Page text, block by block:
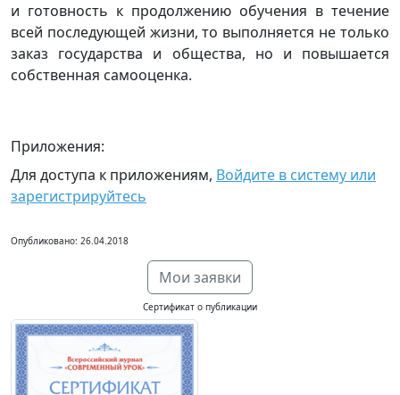
и готовность к продолжению обучения в течение
всей последующей жизни, то выполняется не только
заказ государства и общества, но и повышается
собственная самооценка.
Приложения:
Для доступа к приложениям, Войдите в систему или
зарегистрируйтесь
Опубликовано: 26.04.2018
Мои заявки
Сертификат о публикации